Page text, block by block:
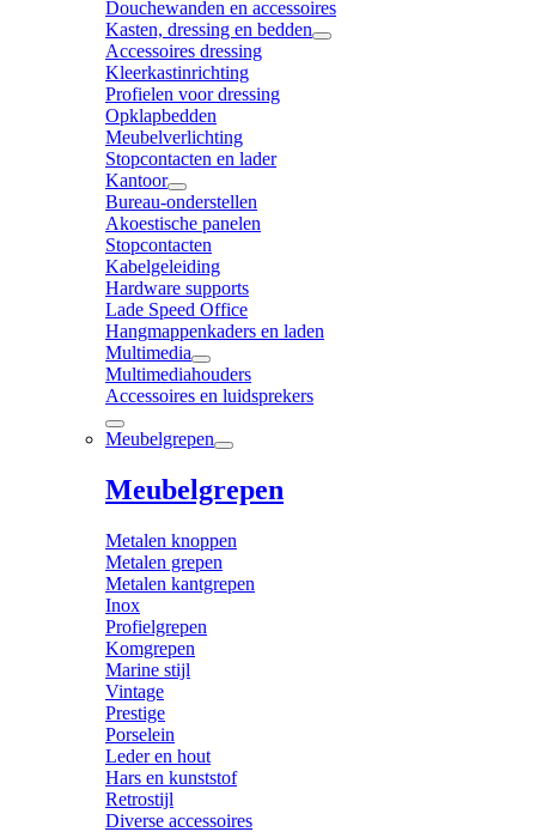
Douchewanden en accessoires
Kasten, dressing en bedden
Accessoires dressing
Kleerkastinrichting
Profielen voor dressing
Opklapbedden
Meubelverlichting
Stopcontacten en lader
Kantoor
Bureau-onderstellen
Akoestische panelen
Stopcontacten
Kabelgeleiding
Hardware supports
Lade Speed Office
Hangmappenkaders en laden
Multimedia
Multimediahouders
Accessoires en luidsprekers
Meubelgrepen
Meubelgrepen
Metalen knoppen
Metalen grepen
Metalen kantgrepen
Inox
Profielgrepen
Komgrepen
Marine stijl
Vintage
Prestige
Porselein
Leder en hout
Hars en kunststof
Retrostijl
Diverse accessoires